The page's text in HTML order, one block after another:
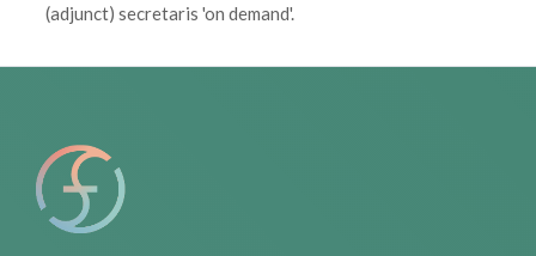
(adjunct) secretaris 'on demand'.